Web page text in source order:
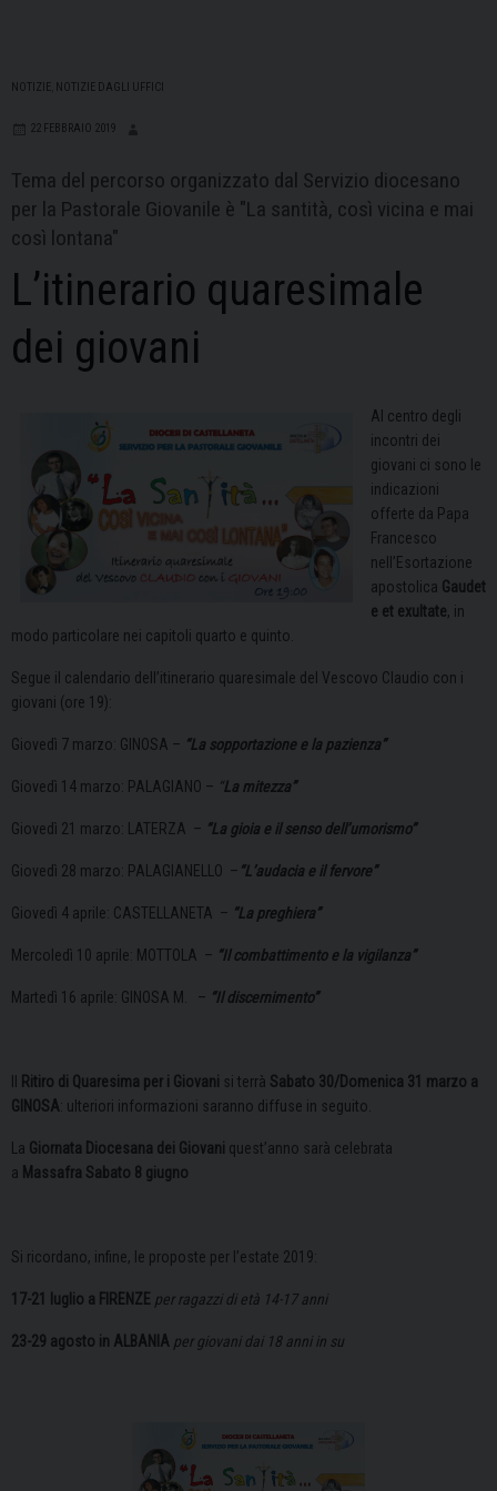
NOTIZIE NOTIZIE DAGLI UFFICI
22 FEBBRAIO 2019
Tema del percorso organizzato dal Servizio diocesano
per la Pastorale Giovanile è "La santità, così vicina e mai
così lontana"
L’itinerario quaresimale
dei giovani
Al centro degli
incontri dei
giovani ci sono le
indicazioni
offerte da Papa
Francesco
nell’Esortazione
apostolica Gaudet
e et exultate, in
modo particolare nei capitoli quarto e quinto.
Segue il calendario dell’itinerario quaresimale del Vescovo Claudio con i
giovani (ore 19):
Giovedì 7 marzo: GINOSA – “La sopportazione e la pazienza”
Giovedì 14 marzo: PALAGIANO – “La mitezza”
Giovedì 21 marzo: LATERZA – “La gioia e il senso dell’umorismo”
Giovedì 28 marzo: PALAGIANELLO – “L’audacia e il fervore”
Giovedì 4 aprile: CASTELLANETA – “La preghiera”
Mercoledì 10 aprile: MOTTOLA – “Il combattimento e la vigilanza”
Martedì 16 aprile: GINOSA M. – “Il discernimento”
Ritiro di Quaresima per i Giovani si terrà Sabato 30/Domenica 31 marzo a
GINOSA: ulteriori informazioni saranno diffuse in seguito.
La Giornata Diocesana dei Giovani quest’anno sarà celebrata
a Massafra Sabato 8 giugno
Si ricordano, infine, le proposte per l’estate 2019:
17-21 luglio a FIRENZE per ragazzi di età 14-17 anni
23-29 agosto in ALBANIA per giovani dai 18 anni in su